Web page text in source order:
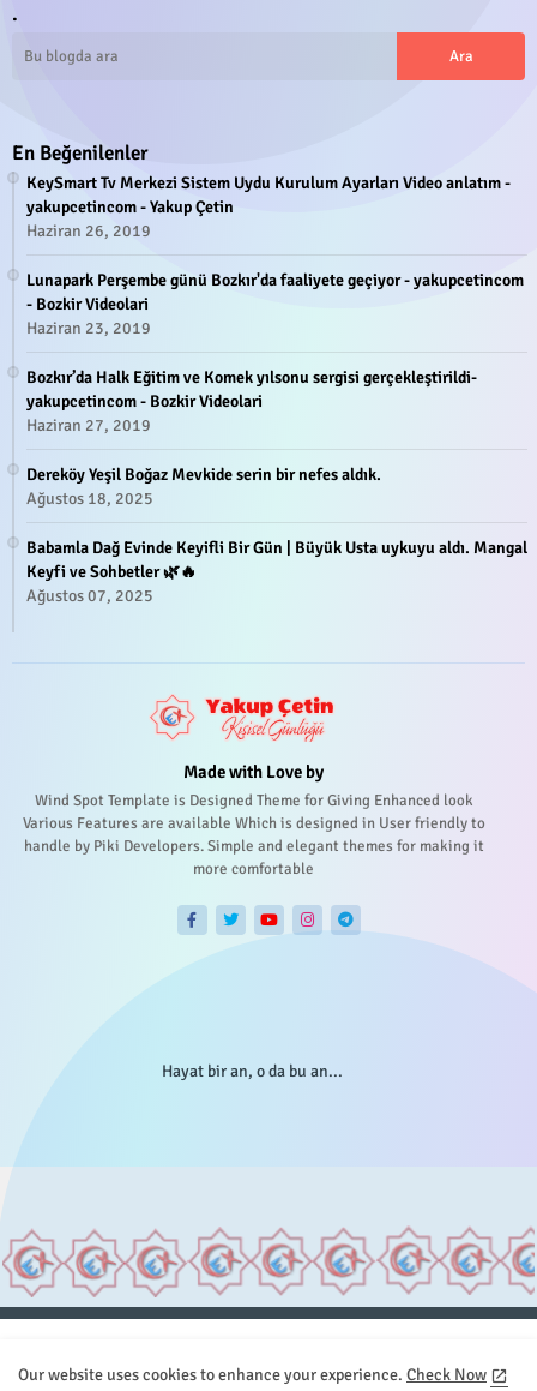
.
En Beğenilenler
KeySmart Tv Merkezi Sistem Uydu Kurulum Ayarları Video anlatım -
yakupcetincom - Yakup Çetin
Haziran 26, 2019
Lunapark Perşembe günü Bozkır'da faaliyete geçiyor - yakupcetincom
- Bozkir Videolari
Haziran 23, 2019
Bozkır’da Halk Eğitim ve Komek yılsonu sergisi gerçekleştirildi-
yakupcetincom - Bozkir Videolari
Haziran 27, 2019
Dereköy Yeşil Boğaz Mevkide serin bir nefes aldık.
Ağustos 18, 2025
Babamla Dağ Evinde Keyifli Bir Gün | Büyük Usta uykuyu aldı. Mangal
Keyfi ve Sohbetler 🌿🔥
Ağustos 07, 2025
Made with Love by
Wind Spot Template is Designed Theme for Giving Enhanced look
Various Features are available Which is designed in User friendly to
handle by Piki Developers. Simple and elegant themes for making it
more comfortable
Hayat bir an, o da bu an...
Sitemap
İletişim
Our website uses cookies to enhance your experience. Check Now